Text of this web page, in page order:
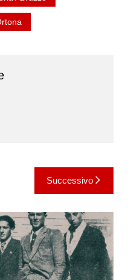
Successivo